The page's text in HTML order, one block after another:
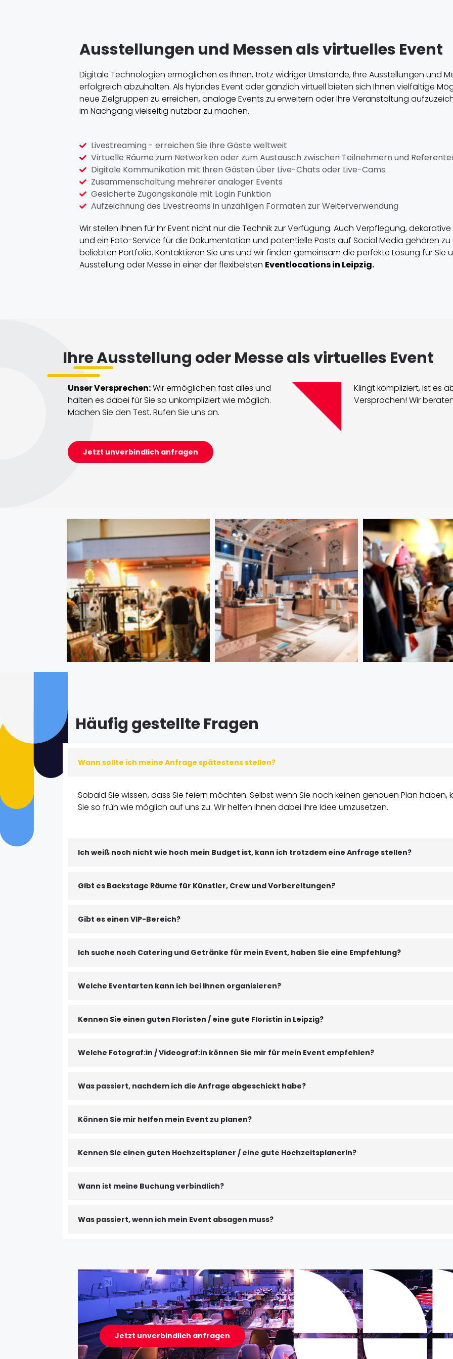
Ausstellungen und Messen als virtuelles Event
Digitale Technologien ermöglichen es Ihnen, trotz widriger Umstände, Ihre Ausstellungen und
erfolgreich abzuhalten. Als hybrides Event oder gänzlich virtuell bieten sich Ihnen vielfältige
neue Zielgruppen zu erreichen, analoge Events zu erweitern oder Ihre Veranstaltung
im Nachgang vielseitig nutzbar zu machen.
Livestreaming - erreichen Sie Ihre Gäste weltweit
Virtuelle Räume zum Networken oder zum Austausch zwischen Teilnehmern und
Digitale Kommunikation mit Ihren Gästen über Live-Chats oder Live-Cams
Zusammenschaltung mehrerer analoger Events
Gesicherte Zugangskanäle mit Login Funktion
Aufzeichnung des Livestreams in unzähligen Formaten zur Weiterverwendung
Wir stellen Ihnen für Ihr Event nicht nur die Technik zur Verfügung. Auch Verpflegung, dekorative
und ein Foto-Service für die Dokumentation und potentielle Posts auf Social Media gehören zu
beliebten Portfolio. Kontaktieren Sie uns und wir finden gemeinsam die perfekte Lösung für Sie
Ausstellung oder Messe in einer der flexibelsten Eventlocations in Leipzig.
Ihre Ausstellung oder Messe als virtuelles Event
Unser Versprechen:Wir ermöglichen fast alles und
halten es dabei für Sie so unkompliziert wie möglich.
Machen Sie den Test. Rufen Sie uns an.
Jetzt unverbindlich anfragen
Klingt kompliziert, ist es
Versprochen! Wir
Häufig gestellte Fragen
Wann sollte ich meine Anfrage spätestens stellen?
Sobald Sie wissen, dass Sie feiern möchten. Selbst wenn Sie noch keinen genauen Plan haben,
Sie so früh wie möglich auf uns zu. Wir helfen Ihnen dabei Ihre Idee umzusetzen.
Ich weiß noch nicht wie hoch mein Budget ist, kann ich trotzdem eine Anfrage stellen?
Gibt es Backstage Räume für Künstler, Crew und Vorbereitungen?
Gibt es einen VIP-Bereich?
Ich suche noch Catering und Getränke für mein Event, haben Sie eine Empfehlung?
Welche Eventarten kann ich bei Ihnen organisieren?
Kennen Sie einen guten Floristen / eine gute Floristin in Leipzig?
Welche Fotograf:in / Videograf:in können Sie mir für mein Event empfehlen?
Was passiert, nachdem ich die Anfrage abgeschickt habe?
Können Sie mir helfen mein Event zu planen?
Kennen Sie einen guten Hochzeitsplaner / eine gute Hochzeitsplanerin?
Wann ist meine Buchung verbindlich?
Was passiert, wenn ich mein Event absagen muss?
Jetzt unverbindlich anfragen